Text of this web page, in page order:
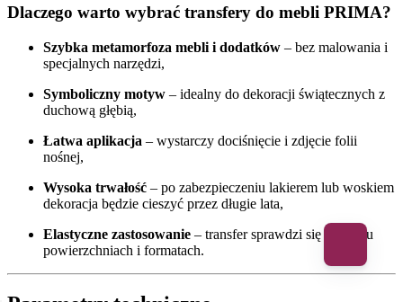
Dlaczego warto wybrać transfery do mebli PRIMA?
Szybka metamorfoza mebli i dodatków – bez malowania i
specjalnych narzędzi,
Symboliczny motyw – idealny do dekoracji świątecznych z
duchową głębią,
Łatwa aplikacja – wystarczy dociśnięcie i zdjęcie folii
nośnej,
Wysoka trwałość – po zabezpieczeniu lakierem lub woskiem
dekoracja będzie cieszyć przez długie lata,
Elastyczne zastosowanie – transfer sprawdzi się na wielu
powierzchniach i formatach.